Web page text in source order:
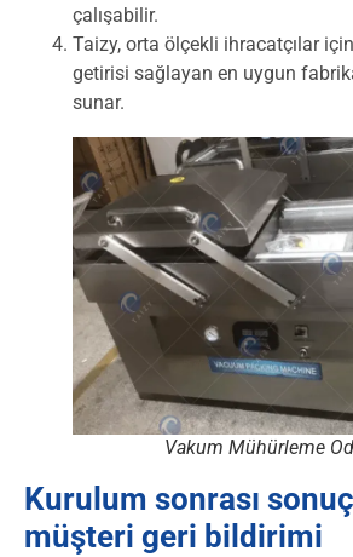
çalışabilir.
Taizy, orta ölçekli ihracatçılar
getirisi sağlayan en uygun fabrika
sunar.
Vakum Mühürleme
Kurulum sonrası
müşteri geri bildirimi